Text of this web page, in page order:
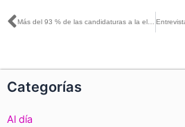
Ant
Categorías
Al día